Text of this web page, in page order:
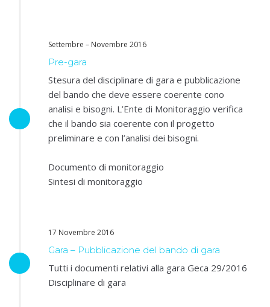
Settembre – Novembre 2016
Pre-gara
Stesura del disciplinare di gara e pubblicazione
del bando che deve essere coerente cono
analisi e bisogni. L’Ente di Monitoraggio verifica
che il bando sia coerente con il progetto
preliminare e con l’analisi dei bisogni.
Documento di monitoraggio
Sintesi di monitoraggio
17 Novembre 2016
Gara – Pubblicazione del bando di gara
Tutti i documenti relativi alla gara Geca 29/2016
Disciplinare di gara